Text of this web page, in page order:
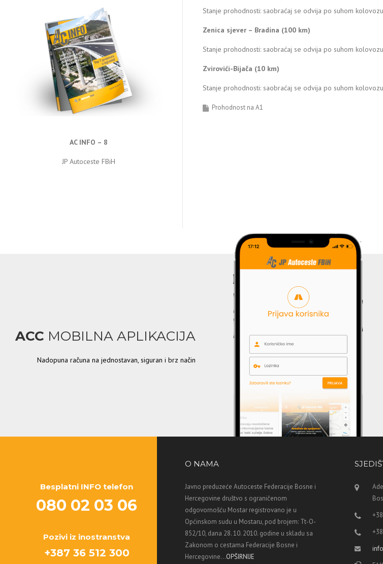
Stanje prohodnosti: saobraćaj se odvija po suhom
Zenica sjever – Bradina (100 km)
Stanje prohodnosti: saobraćaj se odvija po suhom
Zvirovići-Bijača (10 km)
Stanje prohodnosti: saobraćaj se odvija po suhom
Prohodnost na A1
AC INFO – 8
JP Autoceste FBiH
ACC MOBILNA APLIKACIJA
Nadopuna računa na jednostavan, siguran i brz način
Besplatni INFO telefon
080 02 03 06
Pozivi iz inostranstva
+387 36 512 300
O NAMA
Javno preduzeće Autoceste Federacije Bosne i
Hercegovine društvo s ograničenom
odgovornošću Mostar registrovano je u
Općinskom sudu u Mostaru, pod brojem: Tt-O-
852/10, dana 28. 10. 2010. godine u skladu sa
Zakonom o cestama Federacije Bosne i
Hercegovine...OPŠIRNIJE